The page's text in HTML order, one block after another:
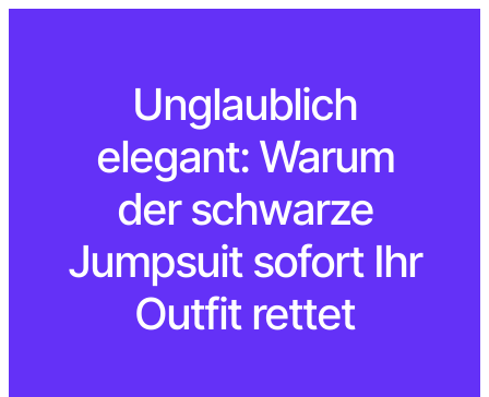
Unglaublich
elegant: Warum
der schwarze
Jumpsuit sofort Ihr
Outfit rettet